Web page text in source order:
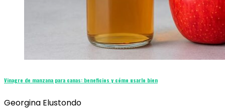
Vinagre de manzana para canas: beneficios y cómo usarlo bien
Georgina Elustondo